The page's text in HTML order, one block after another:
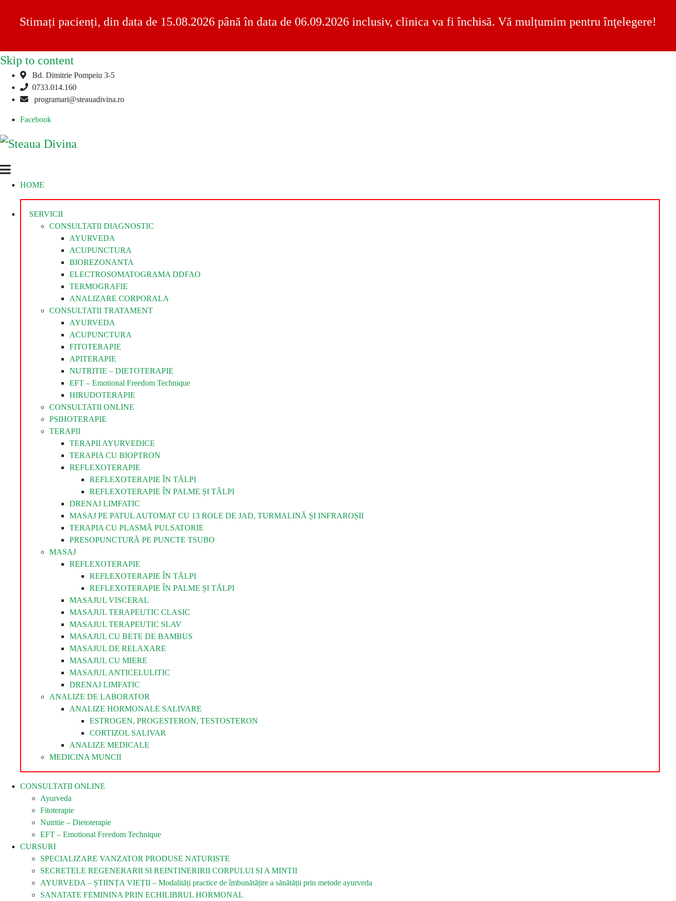
Stimați pacienți, din data de 15.08.2026 până în data de 06.09.2026 inclusiv, clinica va fi închisă. Vă mulțumim pentru înţelegere!
Skip to content
Bd. Dimitrie Pompeiu 3-5
0733.014.160
programari@steauadivina.ro
Facebook
Steaua
Divina
Clinica
SteauaHOME
SERVICII
CONSULTATII DIAGNOSTIC
AYURVEDA
ACUPUNCTURA
BIOREZONANTA
ELECTROSOMATOGRAMA DDFAO
TERMOGRAFIE
ANALIZARE CORPORALA
CONSULTATII TRATAMENT
AYURVEDA
ACUPUNCTURA
FITOTERAPIE
APITERAPIE
NUTRITIE – DIETOTERAPIE
EFT – Emotional Freedom Technique
HIRUDOTERAPIE
CONSULTATII ONLINE
PSIHOTERAPIE
TERAPII
TERAPII AYURVEDICE
TERAPIA CU BIOPTRON
REFLEXOTERAPIE
REFLEXOTERAPIE ÎN TĂLPI
REFLEXOTERAPIE ÎN PALME ȘI TĂLPI
DRENAJ LIMFATIC
MASAJ PE PATUL AUTOMAT CU 13 ROLE DE JAD, TURMALINĂ ȘI INFRAROȘII
TERAPIA CU PLASMĂ PULSATORIE
PRESOPUNCTURĂ PE PUNCTE TSUBO
MASAJ
REFLEXOTERAPIE
REFLEXOTERAPIE ÎN TĂLPI
REFLEXOTERAPIE ÎN PALME ȘI TĂLPI
MASAJUL VISCERAL
MASAJUL TERAPEUTIC CLASIC
MASAJUL TERAPEUTIC SLAV
MASAJUL CU BETE DE BAMBUS
MASAJUL DE RELAXARE
MASAJUL CU MIERE
MASAJUL ANTICELULITIC
DRENAJ LIMFATIC
ANALIZE DE LABORATOR
ANALIZE HORMONALE SALIVARE
ESTROGEN, PROGESTERON, TESTOSTERON
CORTIZOL SALIVAR
ANALIZE MEDICALE
MEDICINA MUNCII
CONSULTATII ONLINE
Ayurveda
Fitoterapie
Nutritie – Dietoterapie
EFT – Emotional Freedom Technique
CURSURI
SPECIALIZARE VANZATOR PRODUSE NATURISTE
SECRETELE REGENERARII SI REINTINERIRII CORPULUI SI A MINTII
AYURVEDA – ȘTIINȚA VIEȚII – Modalități practice de îmbunătățire a sănătății prin metode ayurveda
SANATATE FEMININA PRIN ECHILIBRUL HORMONAL